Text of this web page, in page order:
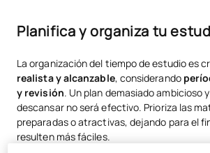
Planifica y organiza tu
La organización del tiempo de estudio es
realista y alcanzable, considerando
y revisión. Un plan demasiado ambicioso
descansar no será efectivo. Prioriza las
preparadas o atractivas, dejando para el
resulten más fáciles.